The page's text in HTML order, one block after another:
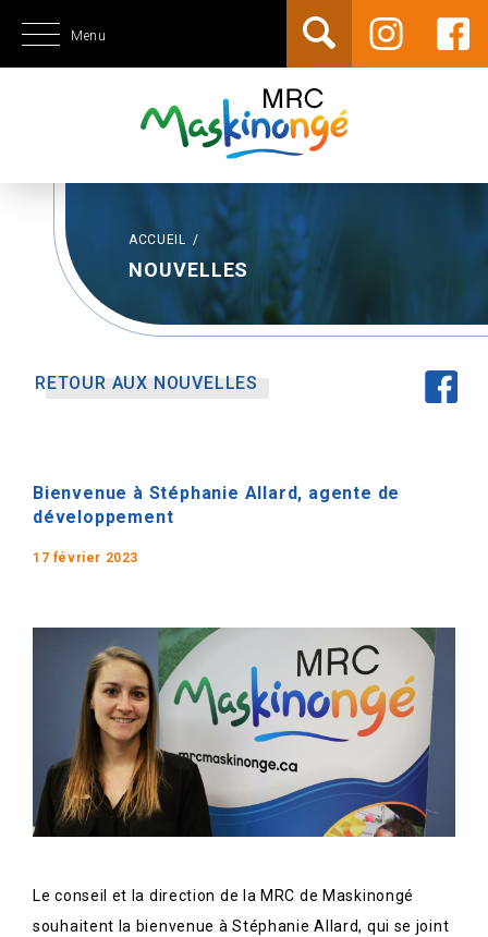
Menu
ACCUEIL /
NOUVELLES
RETOUR AUX NOUVELLES
Bienvenue à Stéphanie Allard, agente de
développement
17 février 2023
Le conseil et la direction de la MRC de Maskinongé
souhaitent la bienvenue à Stéphanie Allard, qui se joint